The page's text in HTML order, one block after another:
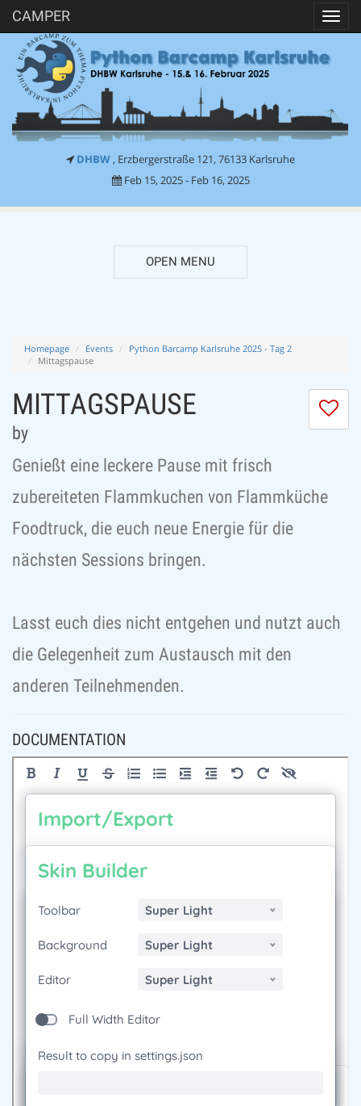
CAMPER
DHBW , Erzbergerstraße 121, 76133 Karlsruhe
Feb 15, 2025 - Feb 16, 2025
OPEN MENU
Homepage Events
Python Barcamp Karlsruhe 2025 - Tag 2
Mittagspause
I
MITTAGSPAUSE
by
Genießt eine leckere Pause mit frisch
zubereiteten Flammkuchen von Flammküche
Foodtruck, die euch neue Energie für die
nächsten Sessions bringen.
Lasst euch dies nicht entgehen und nutzt auch
die Gelegenheit zum Austausch mit den
anderen Teilnehmenden.
DOCUMENTATION